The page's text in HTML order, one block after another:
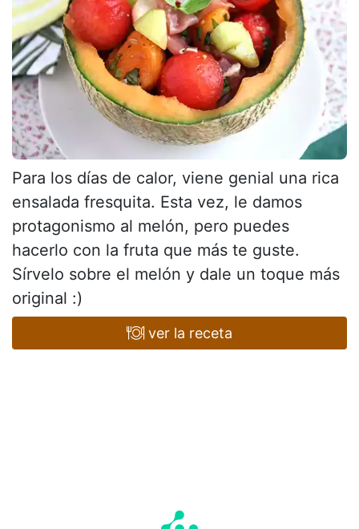
Para los días de calor, viene genial una rica
ensalada fresquita. Esta vez, le damos
protagonismo al melón, pero puedes
hacerlo con la fruta que más te guste.
Sírvelo sobre el melón y dale un toque más
original :)
ver la receta